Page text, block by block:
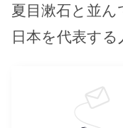
夏目漱石と並ん
日本を代表する